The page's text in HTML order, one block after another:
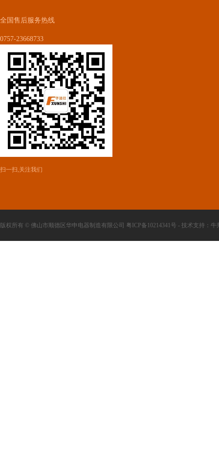
全国售后服务热线
0757-23668733
扫一扫,关注我们
版权所有 © 佛山市顺德区华申电器制造有限公司 粤ICP备10214341号 - 技术支持：牛